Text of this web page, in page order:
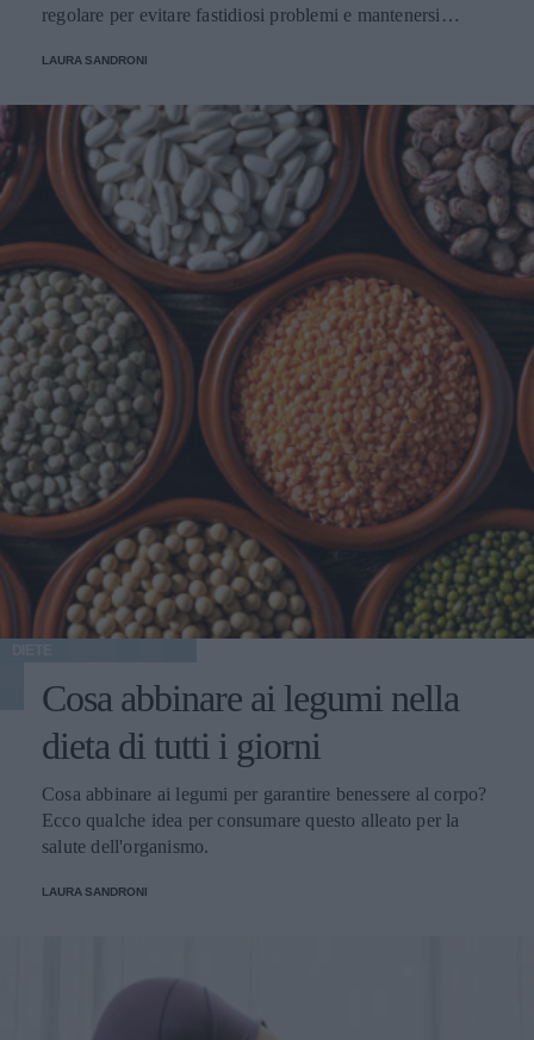
regolare per evitare fastidiosi problemi e mantenersi
LAURA SANDRONI
Cosa abbinare ai legumi nella
dieta di tutti i giorni
Cosa abbinare ai legumi per garantire benessere al corpo?
Ecco qualche idea per consumare questo alleato per la
salute dell'organismo.
LAURA SANDRONI